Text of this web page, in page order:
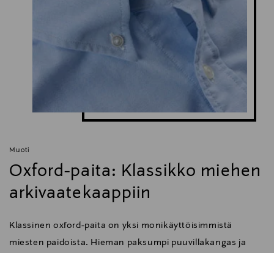
Muoti
Oxford-paita: Klassikko miehen
arkivaatekaappiin
Klassinen oxford-paita on yksi monikäyttöisimmistä
miesten paidoista. Hieman paksumpi puuvillakangas ja